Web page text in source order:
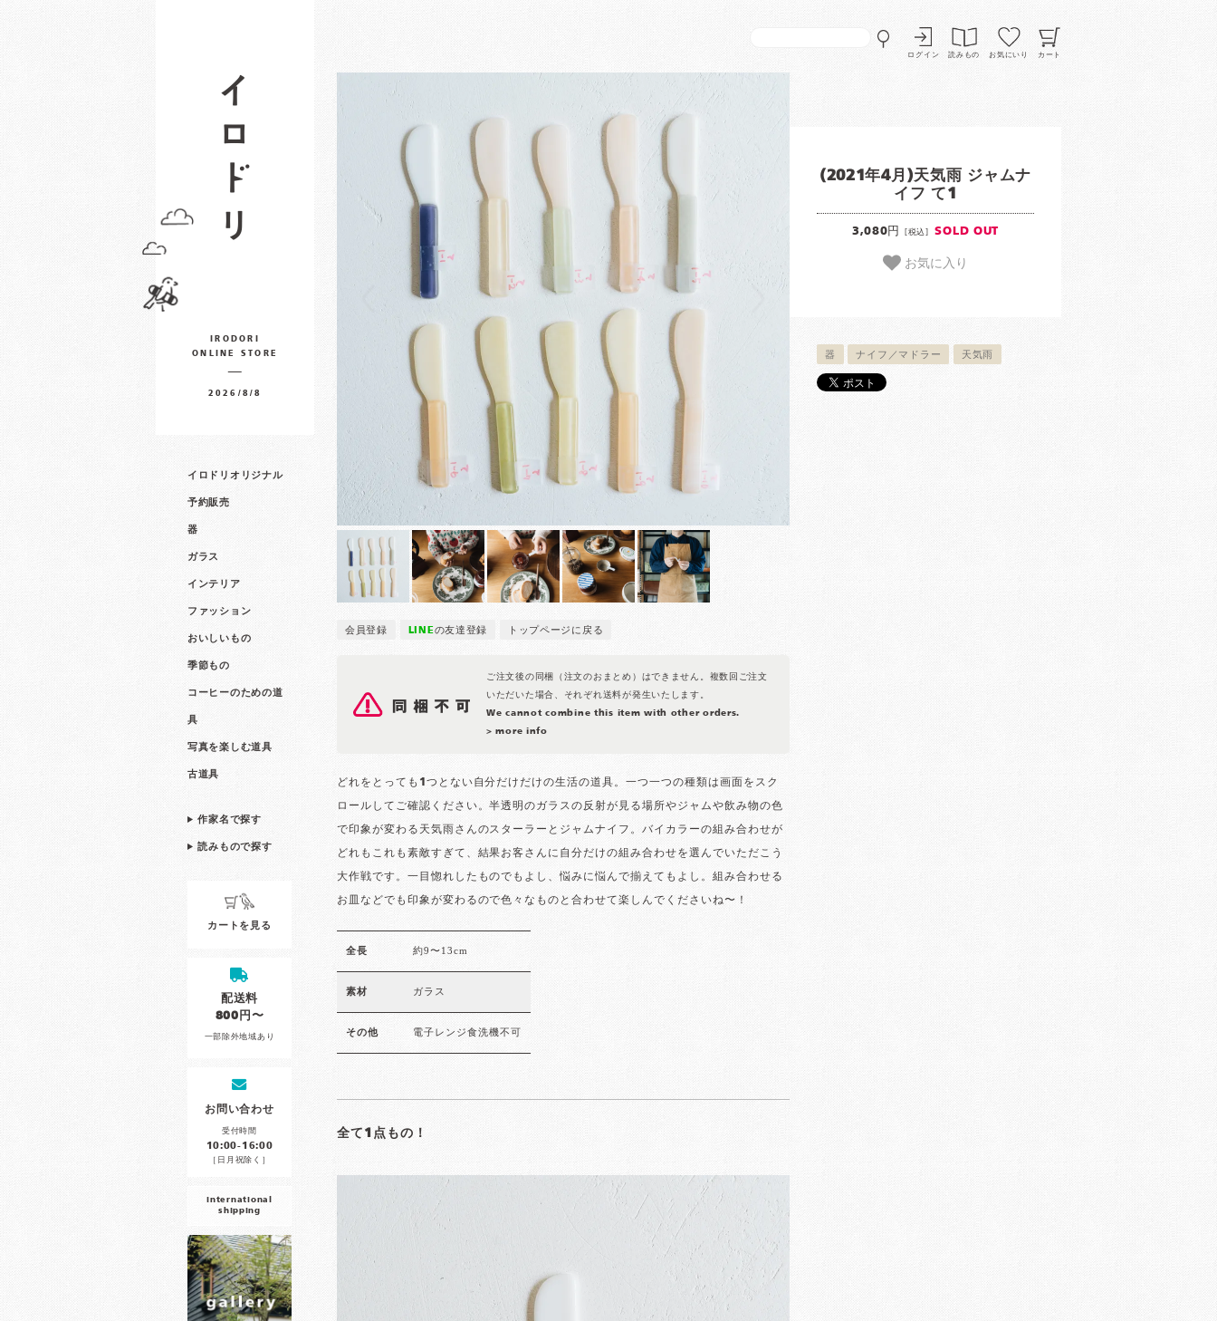
ログイン 読みもの お気にいり カート
IRODORI
ONLINE STORE
2026/8/8
イロドリオリジナル
予約販売
器
ガラス
インテリア
ファッション
おいしいもの
季節もの
コーヒーのための道
具
写真を楽しむ道具
古道具
作家名で探す
読みもので探す
カートを見る
配送料
800円〜
一部除外地域あり
お問い合わせ
受付時間
10:00-16:00
［日月祝除く］
international
shipping
会員登録 LINEの友達登録 トップページに戻る
ご注文後の同梱（注文のおまとめ）はできません。複数回ご注文
いただいた場合、それぞれ送料が発生いたします。
We cannot combine this item with other orders.
> more info
(2021年4月)天気雨 ジャムナ
イフ て1
3,080円 [税込] SOLD OUT
お気に入り
器 ナイフ／マドラー 天気雨
どれをとっても1つとない自分だけだけの生活の道具。一つ一つの種類は画面をスク
ロールしてご確認ください。半透明のガラスの反射が見る場所やジャムや飲み物の色
で印象が変わる天気雨さんのスターラーとジャムナイフ。バイカラーの組み合わせが
どれもこれも素敵すぎて、結果お客さんに自分だけの組み合わせを選んでいただこう
大作戦です。一目惚れしたものでもよし、悩みに悩んで揃えてもよし。組み合わせる
お皿などでも印象が変わるので色々なものと合わせて楽しんでくださいね〜！
全長 約9〜13cm
素材 ガラス
その他 電子レンジ食洗機不可
全て1点もの！